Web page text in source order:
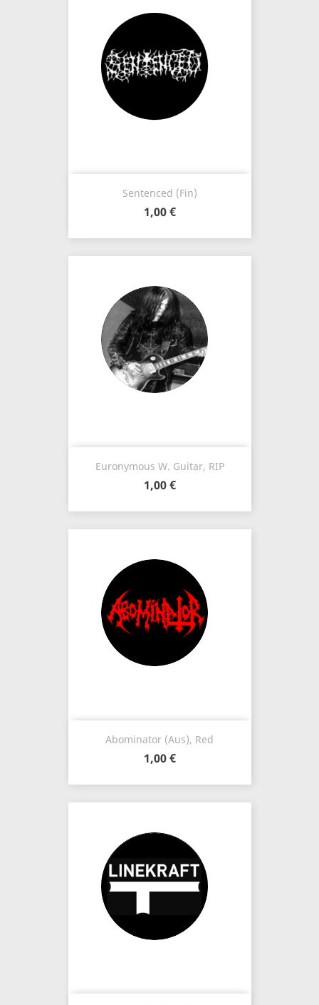
Sentenced (Fin)
1,00 €
Euronymous W. Guitar, RIP
1,00 €
Abominator (Aus), Red
1,00 €